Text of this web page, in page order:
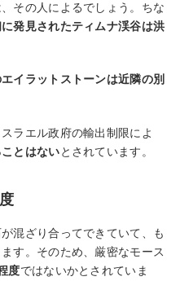
その人によるでしょう。ちな
発見されたティムナ渓谷は洪
イラットストーンは近隣の別
ラエル政府の輸出制限によ
とはないとされています。
混ざり合ってできていて、も
す。そのため、厳密なモース
度ではないかとされていま